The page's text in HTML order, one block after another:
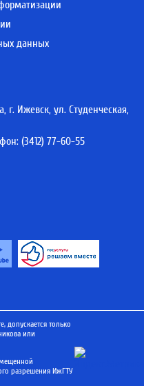
данных
г. Ижевск, ул. Студенческая,
(3412) 77-60-55
допускается только
или
разрешения ИжГТУ